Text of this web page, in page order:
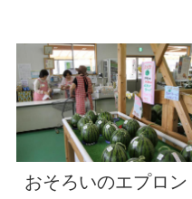
おそろいのエプロン